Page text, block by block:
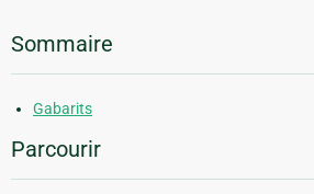
Sommaire
Gabarits
Parcourir